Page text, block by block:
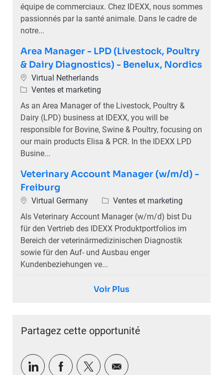
équipe de commerciaux. Chez IDEXX, nous sommes
passionnés par la santé animale. Dans le cadre de
notre...
Area Manager - LPD (Livestock, Poultry
& Dairy Diagnostics) - Benelux, Nordics
Emplacement
Virtual Netherlands
Catégorie
Ventes et marketing
As an Area Manager of the Livestock, Poultry &
Dairy (LPD) business at IDEXX, you will be
responsible for Bovine, Swine & Poultry, focusing on
our main products Elisa & PCR. In the IDEXX LPD
Busine...
Veterinary Account Manager (w/m/d) -
Freiburg
Emplacement
Virtual Germany Catégorie
Ventes et marketing
Als Veterinary Account Manager (w/m/d) bist Du
für den Vertrieb des IDEXX Produktportfolios im
Bereich der veterinärmedizinischen Diagnostik
sowie für den Auf- und Ausbau enger
Kundenbeziehungen ve...
Voir Plus
Partagez cette opportunité
Partager via LinkedIn
Partager via Facebook
Partager via twitter
Partager par e-mail